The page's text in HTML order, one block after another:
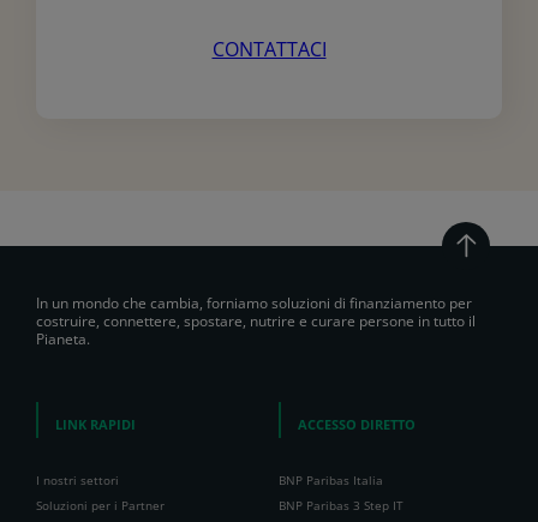
CONTATTACI
In un mondo che cambia, forniamo soluzioni di finanziamento per
costruire, connettere, spostare, nutrire e curare persone in tutto il
Pianeta.
LINK RAPIDI
I nostri settori
Soluzioni per i Partner
ACCESSO DIRETTO
BNP Paribas Italia
BNP Paribas 3 Step IT